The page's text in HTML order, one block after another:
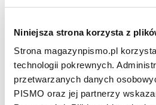
Niniejsza strona korzysta z
Strona magazynpismo.pl
technologii pokrewnych.
przetwarzanych danych
PISMO oraz jej partnerzy
PORTRET
Giorgia Meloni: